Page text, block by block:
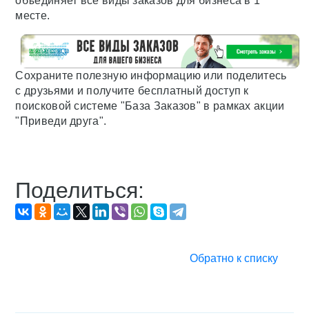
месте.
Сохраните полезную информацию или поделитесь
с друзьями и получите бесплатный доступ к
поисковой системе "База Заказов" в рамках акции
"Приведи друга".
Поделиться:
Обратно к списку